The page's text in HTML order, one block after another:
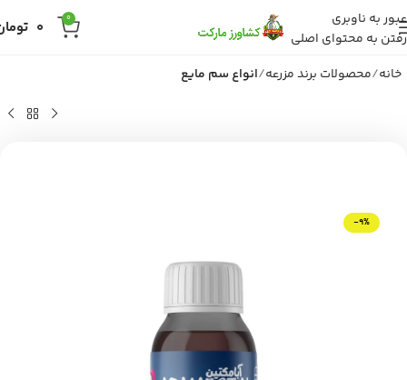
عبور به ناوبری
رفتن به محتوای اصلی
0
0
خانه محصولات برند مزرعه انواع سم مایع
-9%